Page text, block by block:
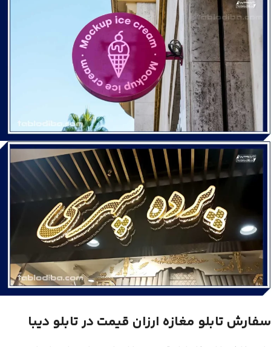
سفارش تابلو مغازه ارزان قیمت در تابلو دیبا